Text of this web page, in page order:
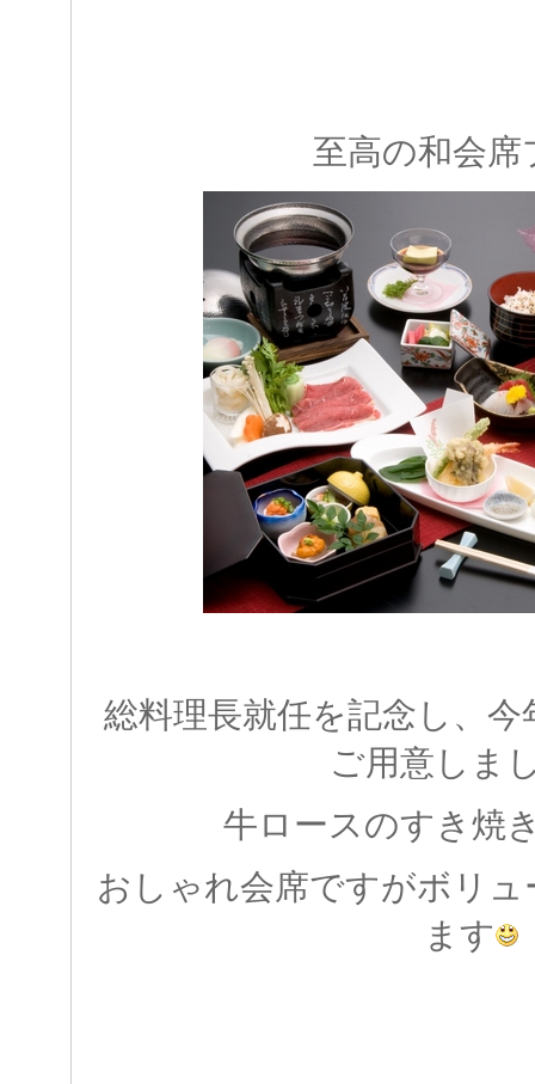
至高の和会席
総料理長就任を記念し、
ご用意しま
牛ロースのすき焼
おしゃれ会席ですがボリ
ます